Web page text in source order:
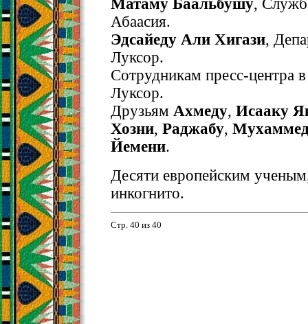
Матаму Баальбушу,
Абаасия.
Эдсайеду Али Хигази,
Луксор.
Сотрудникам пресс-центра
Луксор.
Друзьям Ахмеду, Исааку
Хозни, Раджабу,
Йемени.
Десяти европейским
инкогнито.
Стр. 40 из 40